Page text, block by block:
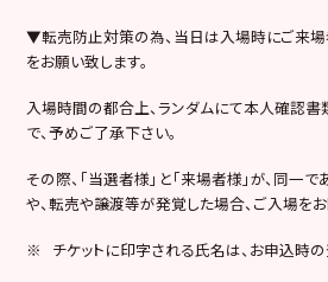
▼転売防止対策の為、当日は入場時にご来
をお願い致します。
入場時間の都合上、ランダムにて本人確認
で、予めご了承下さい。
その際、「当選者様」と「来場者様」が、同一
や、転売や譲渡等が発覚した場合、ご入場をお
※ チケットに印字される氏名は、お申込時の